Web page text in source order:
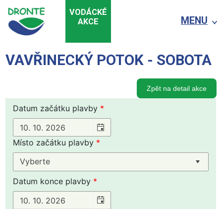
VODÁCKÉ
AKCE
MENU
VAVŘINECKÝ POTOK - SOBOTA
Zpět na detail akce